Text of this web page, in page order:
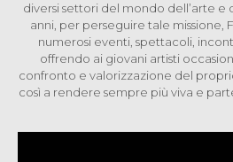
diversi settori del mondo dell’arte e
anni, per perseguire tale missione,
numerosi eventi, spettacoli,
offrendo ai giovani artisti
confronto e valorizzazione del
così a rendere sempre più viva e